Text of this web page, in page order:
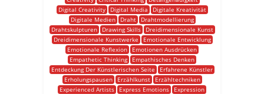
Digital Creativity
Digital Media
Digitale Kreativität
Digitale Medien
Draht
Drahtmodellierung
Drahtskulpturen
Drawing Skills
Dreidimensionale Kunst
Dreidimensionale Kunstwerke
Emotionale Entwicklung
Emotionale Reflexion
Emotionen Ausdrücken
Empathetic Thinking
Empathisches Denken
Entdeckung Der Künstlerischen Seite
Erfahrene Künstler
Erholungspausen
Erzählkunst
Erzähltechniken
Experienced Artists
Express Emotions
Expression